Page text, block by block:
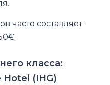
часто составляет
класса:
Hotel (IHG)